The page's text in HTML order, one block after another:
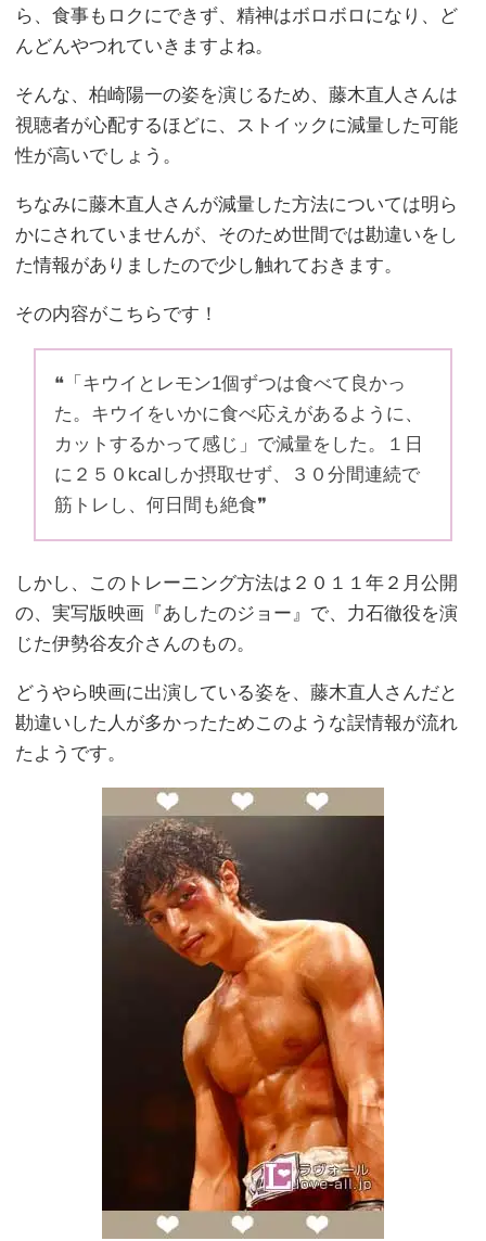
ら、食事もロクにできず、精神はボロボロになり、ど
んどんやつれていきますよね。
そんな、柏崎陽一の姿を演じるため、藤木直人さんは
視聴者が心配するほどに、ストイックに減量した可能
性が高いでしょう。
ちなみに藤木直人さんが減量した方法については明ら
かにされていませんが、そのため世間では勘違いをし
た情報がありましたので少し触れておきます。
その内容がこちらです！
❝「キウイとレモン1個ずつは食べて良かっ
た。キウイをいかに食べ応えがあるように、
カットするかって感じ」で減量をした。１日
に２５０kcalしか摂取せず、３０分間連続で
筋トレし、何日間も絶食❞
しかし、このトレーニング方法は２０１１年２月公開
の、実写版映画『あしたのジョー』で、力石徹役を演
じた伊勢谷友介さんのもの。
どうやら映画に出演している姿を、藤木直人さんだと
勘違いした人が多かったためこのような誤情報が流れ
たようです。